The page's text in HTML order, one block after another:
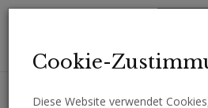
Cookie-
Diese Website verwendet